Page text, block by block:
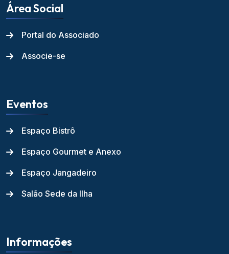
Área Social
Portal do Associado
Associe-se
Eventos
Espaço Bistrô
Espaço Gourmet e Anexo
Espaço Jangadeiro
Salão Sede da Ilha
Informações